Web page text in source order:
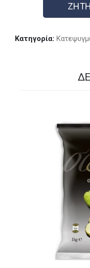
Κατηγορία: